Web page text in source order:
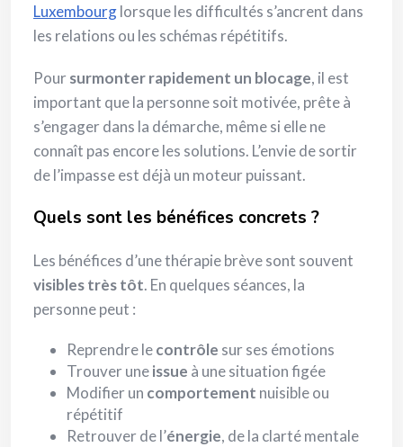
Luxembourglorsque les difficultés s’ancrent dans
les relations ou les schémas répétitifs.
Poursurmonter rapidement un blocage, il est
important que la personne soit motivée, prête à
s’engager dans la démarche, même si elle ne
connaît pas encore les solutions. L’envie de sortir
de l’impasse est déjà un moteur puissant.
Quels sont les bénéfices concrets ?
Les bénéfices d’une thérapie brève sont souvent
visibles très tôt. En quelques séances, la
personne peut :
Reprendre lecontrôle sur ses émotions
Trouver uneissue à une situation figée
Modifier un comportement nuisible ou
répétitif
Retrouver de l’énergie, de la clarté mentale